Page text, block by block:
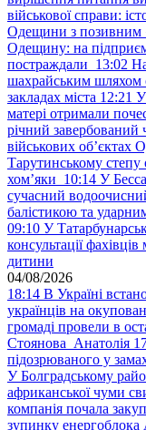
військової справи:
Одещини з позивним
Одещину: на
постраждали 13:02
шахрайським шляхом
закладах міста 12:21 У
матері отримали
річний завербований
військових обʼєктах
Тарутинському степу
хом’яки 10:14 У
сучасний
балістикою та
09:10 У
консультації
дитини
04/08/2026
18:14 В Україні
українців на
громаді провели в
Стоянова Анатолія
підозрюваного у
У Болградському
африканської чуми
компанія почала
зупинку